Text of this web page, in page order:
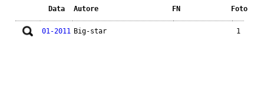
Data Autore FN Foto
01-2011 Big-star 1